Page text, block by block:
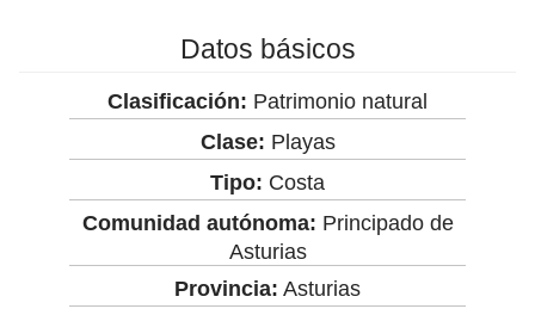
Datos básicos
Clasificación: Patrimonio natural
Clase: Playas
Tipo: Costa
Comunidad autónoma: Principado de
Asturias
Provincia: Asturias